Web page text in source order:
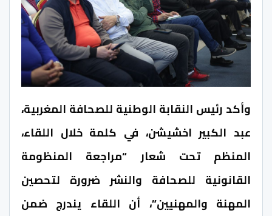
وأكد رئيس النقابة الوطنية للصحافة المغربية،
عبد الكبير اخشيشن، في كلمة خلال اللقاء،
المنظم تحت شعار “مراجعة المنظومة
القانونية للصحافة والنشر ضرورة لتحصين
المهنة والمهنيين”، أن اللقاء يندرج ضمن